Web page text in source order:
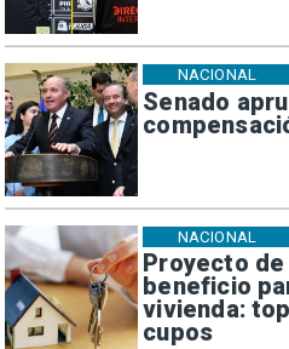
Senado
NACIONAL
Proyecto
beneficio
vivienda:
cupos
NACIONAL